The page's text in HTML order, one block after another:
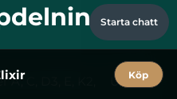
C, D3, E, K2,
US$ 25
Starta chatt
Köp